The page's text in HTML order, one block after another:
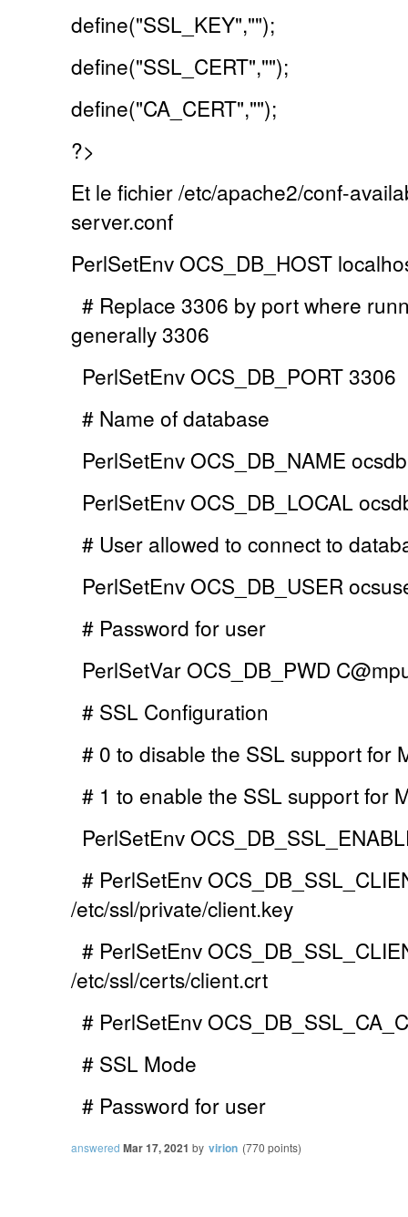
define("SSL_KEY","");
define("SSL_CERT","");
define("CA_CERT","");
?>
Et le fichier/etc/apache2/conf-
server.conf
PerlSetEnv OCS_DB_HOST
# Replace 3306 by port where
generally 3306
PerlSetEnv OCS_DB_PORT 3306
# Name of database
PerlSetEnv OCS_DB_NAME ocsdb
PerlSetEnv OCS_DB_LOCAL
# User allowed to connect to
PerlSetEnv OCS_DB_USER
# Password for user
PerlSetVar OCS_DB_PWD
# SSL Configuration
# 0 to disable the SSL support for
# 1 to enable the SSL support for
PerlSetEnv
# PerlSetEnv
/etc/ssl/private/client.key
# PerlSetEnv
/etc/ssl/certs/client.crt
# PerlSetEnv
# SSL Mode
# Password for user
answered Mar 17, 2021 by virion (770 points)